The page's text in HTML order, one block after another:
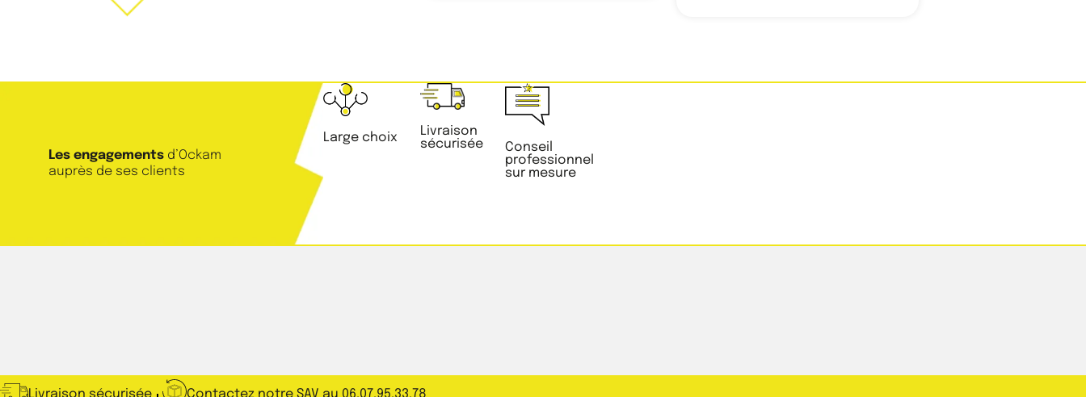
Les engagements d’Ockam
auprès de ses clients
Large choix
Livraison
sécurisée
Conseil
professionnel
sur mesure
Livraison sécurisée Contactez notre SAV au 06.07.95.33.78